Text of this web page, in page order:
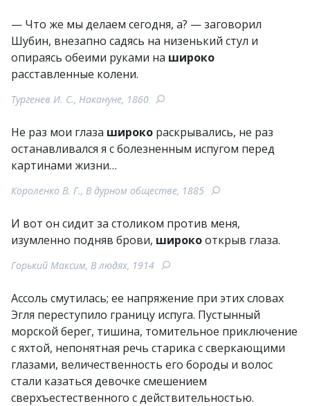
— Что же мы делаем сегодня, а? — заговорил
Шубин, внезапно садясь на низенький стул и
опираясь обеими руками на широко
расставленные колени.
Тургенев И. С., Накануне, 1860
Не раз мои глаза широко раскрывались, не раз
останавливался я с болезненным испугом перед
картинами жизни…
Короленко В. Г., В дурном обществе, 1885
И вот он сидит за столиком против меня,
изумленно подняв брови, широкооткрыв глаза.
Горький Максим, В людях, 1914
Ассоль смутилась; ее напряжение при этих словах
Эгля переступило границу испуга. Пустынный
морской берег, тишина, томительное приключение
с яхтой, непонятная речь старика с сверкающими
глазами, величественность его бороды и волос
стали казаться девочке смешением
сверхъестественного с действительностью.